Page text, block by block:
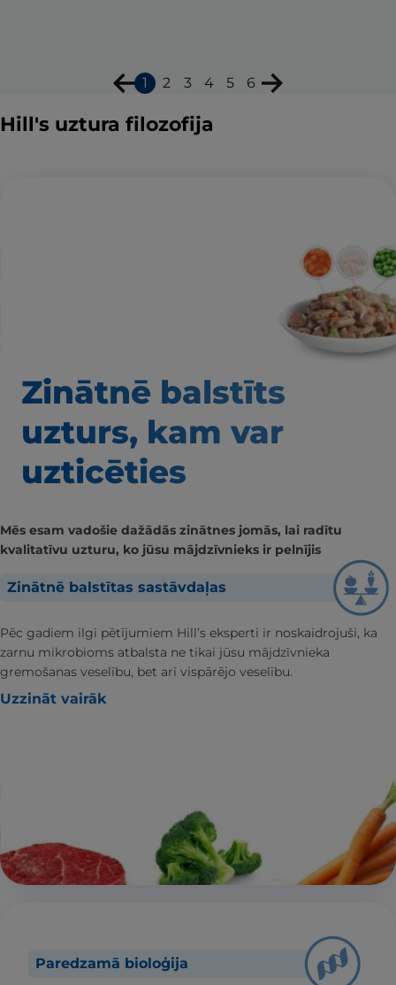
1 2 3 4 5 6
Hill's uztura filozofija
Zinātnē balstīts
uzturs, kam var
uzticēties
Mēs esam vadošie dažādās zinātnes jomās, lai radītu
kvalitatīvu uzturu, ko jūsu mājdzīvnieks ir pelnījis
Zinātnē balstītas sastāvdaļas
Pēc gadiem ilgi pētījumiem Hill’s eksperti ir noskaidrojuši, ka
zarnu mikrobioms atbalsta ne tikai jūsu mājdzīvnieka
gremošanas veselību, bet arī vispārējo veselību.
Uzzināt vairāk
Paredzamā bioloģija